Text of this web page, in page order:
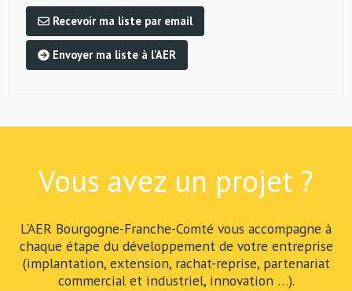
Recevoir ma liste par email
Envoyer ma liste à l'AER
Vous avez un projet ?
L'AER Bourgogne-Franche-Comté vous accompagne à
chaque étape du développement de votre entreprise
(implantation, extension, rachat-reprise, partenariat
commercial et industriel, innovation …).